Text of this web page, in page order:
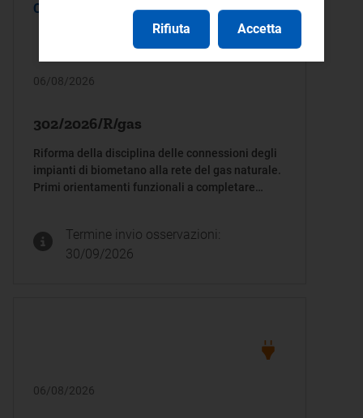
CONSULTAZIONE
06/08/2026
302/2026/R/gas
Riforma della disciplina delle connessioni degli
impianti di biometano alla rete del gas naturale.
Primi orientamenti funzionali a completare
199/25Termine invio osservazioni:
30/09/2026
06/08/2026
Rifiuta Accetta